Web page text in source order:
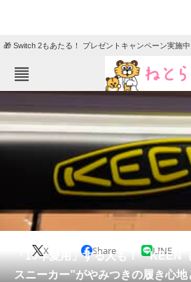
🎁 Switch 2もあたる！ プレゼントキャンペーン実施中
ねとらぼメニュー
TOP ニュー
エンタメ クイズ
地域
動物
会員記事
「10年愛用」する人も！ KEEN
スニーカー”がやみつきの履き心
X Share LINE